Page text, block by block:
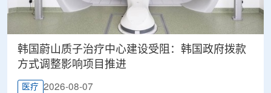
韩国蔚山质子治疗中心建设受阻：韩国政府拨款
方式调整影响项目推进
医疗 2026-08-07